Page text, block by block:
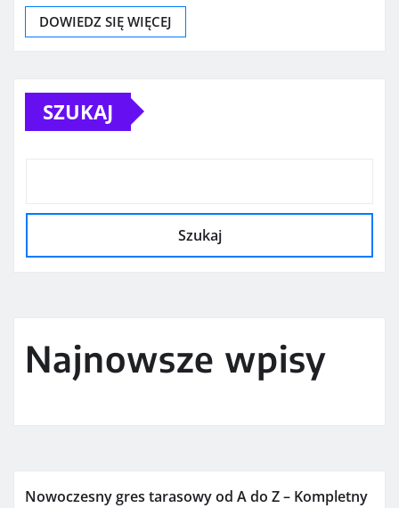
DOWIEDZ SIĘ WIĘCEJ
SZUKAJ
Szukaj
Najnowsze wpisy
Nowoczesny gres tarasowy od A do Z – Kompletny